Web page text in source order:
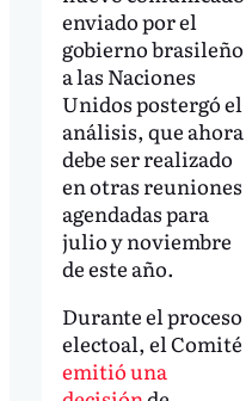
enviado por el
gobierno brasileño
a las Naciones
Unidos postergó el
análisis, que ahora
debe ser realizado
en otras reuniones
agendadas para
julio y noviembre
de este año.
Durante el proceso
electoal, el Comité
emitió una